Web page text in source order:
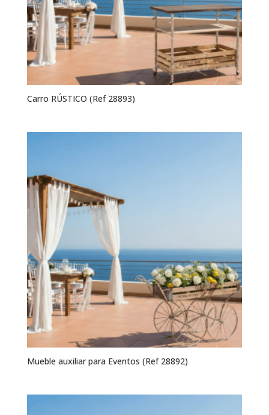
Carro RÚSTICO (Ref 28893)
Mueble auxiliar para Eventos (Ref 28892)